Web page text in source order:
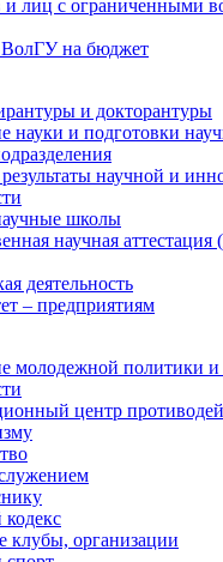
и лиц с ограниченными
на бюджет
и докторантуры
науки и подготовки
научной и
школы
научная
деятельность
– предприятиям
молодежной политики и
центр
клубы, организации